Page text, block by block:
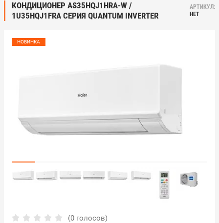
КОНДИЦИОНЕР AS35HQJ1HRA-W /
1U35HQJ1FRA СЕРИЯ QUANTUM INVERTER
АРТИКУЛ:
НЕТ
НОВИНКА
(0 голосов)